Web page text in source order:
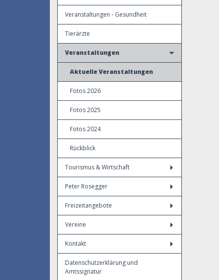
Veranstaltungen - Gesundheit
Tierärzte
Veranstaltungen
Aktuelle Veranstaltungen
Fotos 2026
Fotos 2025
Fotos 2024
Rückblick
Tourismus & Wirtschaft
Peter Rosegger
Freizeitangebote
Vereine
Kontakt
Datenschutzerklärung und
Amtssignatur